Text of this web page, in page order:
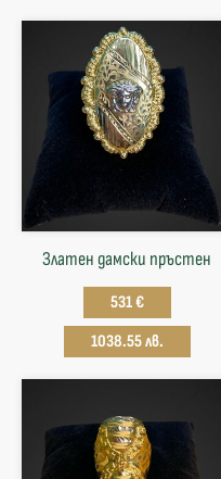
Златен дамски пръстен
531 €
1038.55 лв.